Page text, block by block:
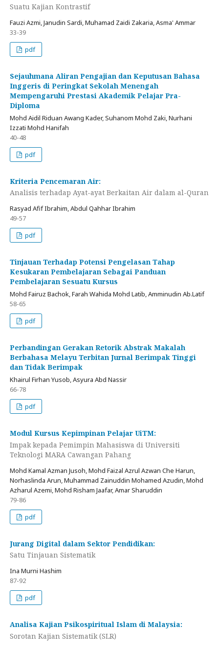
Suatu Kajian Kontrastif
Fauzi Azmi, Janudin Sardi, Muhamad Zaidi Zakaria, Asma' Ammar
33-39
pdf
Sejauhmana Aliran Pengajian dan Keputusan Bahasa
Inggeris di Peringkat Sekolah Menengah
Mempengaruhi Prestasi Akademik Pelajar Pra-
Diploma
Mohd Aidil Riduan Awang Kader, Suhanom Mohd Zaki, Nurhani
Izzati Mohd Hanifah
40-48
pdf
Kriteria Pencemaran Air:
Analisis terhadap Ayat-ayat Berkaitan Air dalam al-Quran
Rasyad Afif Ibrahim, Abdul Qahhar Ibrahim
49-57
pdf
Tinjauan Terhadap Potensi Pengelasan Tahap
Kesukaran Pembelajaran Sebagai Panduan
Pembelajaran Sesuatu Kursus
Mohd Fairuz Bachok, Farah Wahida Mohd Latib, Amminudin Ab.Latif
58-65
pdf
Perbandingan Gerakan Retorik Abstrak Makalah
Berbahasa Melayu Terbitan Jurnal Berimpak Tinggi
dan Tidak Berimpak
Khairul Firhan Yusob, Asyura Abd Nassir
66-78
pdf
Modul Kursus Kepimpinan Pelajar UiTM:
Impak kepada Pemimpin Mahasiswa di Universiti
Teknologi MARA Cawangan Pahang
Mohd Kamal Azman Jusoh, Mohd Faizal Azrul Azwan Che Harun,
Norhaslinda Arun, Muhammad Zainuddin Mohamed Azudin, Mohd
Azharul Azemi, Mohd Risham Jaafar, Amar Sharuddin
79-86
pdf
Jurang Digital dalam Sektor Pendidikan:
Satu Tinjauan Sistematik
Ina Murni Hashim
87-92
pdf
Analisa Kajian Psikospiritual Islam di Malaysia:
Sorotan Kajian Sistematik (SLR)